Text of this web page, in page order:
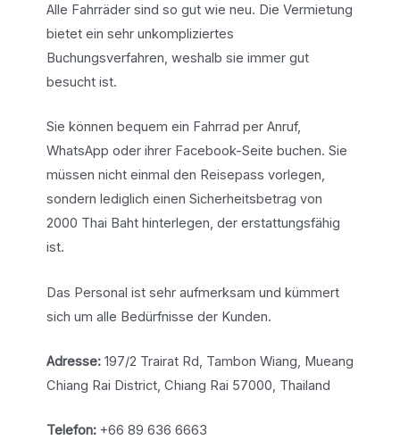
Alle Fahrräder sind so gut wie neu. Die Vermietung
bietet ein sehr unkompliziertes
Buchungsverfahren, weshalb sie immer gut
besucht ist.
Sie können bequem ein Fahrrad per Anruf,
WhatsApp oder ihrer Facebook-Seite buchen. Sie
müssen nicht einmal den Reisepass vorlegen,
sondern lediglich einen Sicherheitsbetrag von
2000 Thai Baht hinterlegen, der erstattungsfähig
ist.
Das Personal ist sehr aufmerksam und kümmert
sich um alle Bedürfnisse der Kunden.
Adresse:197/2 Trairat Rd, Tambon Wiang, Mueang
Chiang Rai District, Chiang Rai 57000, Thailand
Telefon:+66 89 636 6663